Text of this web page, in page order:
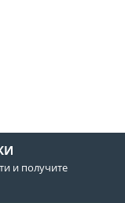
и получите